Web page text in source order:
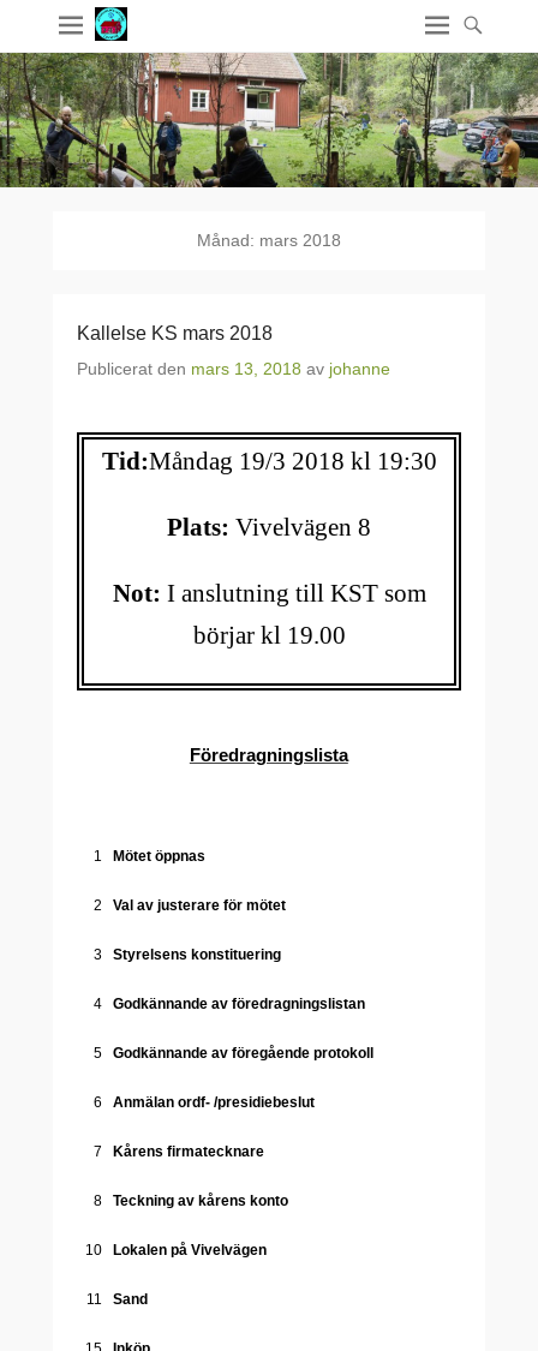
Månad: mars 2018
Kallelse KS mars 2018
Publicerat den mars 13, 2018 av johanne
Tid:Måndag 19/3 2018 kl 19:30
Plats: Vivelvägen 8
Not: I anslutning till KST som
börjar kl 19.00
Föredragningslista
1 Mötet öppnas
2 Val av justerare för mötet
3 Styrelsens konstituering
4 Godkännande av föredragningslistan
5 Godkännande av föregående protokoll
6 Anmälan ordf- /presidiebeslut
7 Kårens firmatecknare
8 Teckning av kårens konto
10 Lokalen på Vivelvägen
11 Sand